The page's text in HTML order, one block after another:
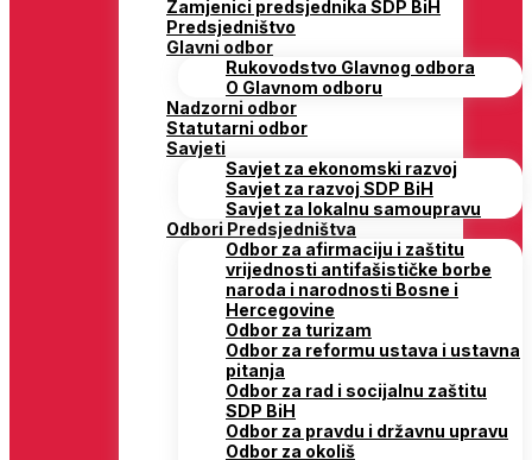
Zamjenici predsjednika SDP BiH
Predsjedništvo
Glavni odbor
Rukovodstvo Glavnog odbora
O Glavnom odboru
Nadzorni odbor
Statutarni odbor
Savjeti
Savjet za ekonomski razvoj
Savjet za razvoj SDP BiH
Savjet za lokalnu samoupravu
Odbori Predsjedništva
Odbor za afirmaciju i zaštitu
vrijednosti antifašističke borbe
naroda i narodnosti Bosne i
Hercegovine
Odbor za turizam
Odbor za reformu ustava i ustavna
pitanja
Odbor za rad i socijalnu zaštitu
SDP BiH
Odbor za pravdu i državnu upravu
Odbor za okoliš